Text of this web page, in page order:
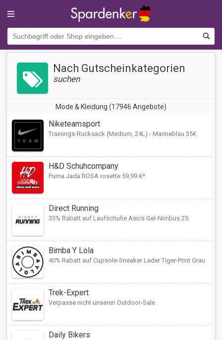
Nach Gutscheinkategorien
suchen
Mode & Kleidung (17946 Angebote)
Niketeamsport
Trainings-Rucksack (Medium, 24L) - Marineblau 35€
H&D Schuhcompany
Puma Jada ROSA rosette 59,99 €*
Direct Running
33% Rabatt auf Laufschuhe Asics Gel-Nimbus 25
Bimba Y Lola
40% Rabatt auf Cupsole-Sneaker Leder Tiger-Print Grau
Trek-Expert
Verpasse nicht unseren Outdoor-Sale
Daily Bikers